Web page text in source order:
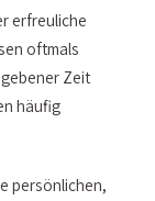
erfreuliche
oftmals
Zeit
häufig
persönlichen,